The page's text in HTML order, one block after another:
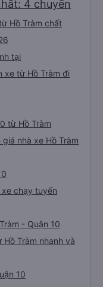
và rất thân thiện. Tôi sẽ
4 chuyến
Hồ Tràm chất
tại
xe từ Hồ Tràm đi
từ Hồ Tràm
nhà xe Hồ Tràm
chạy tuyến
- Quận 10
Tràm nhanh và
10